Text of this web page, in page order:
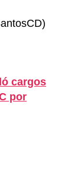
cargos
por